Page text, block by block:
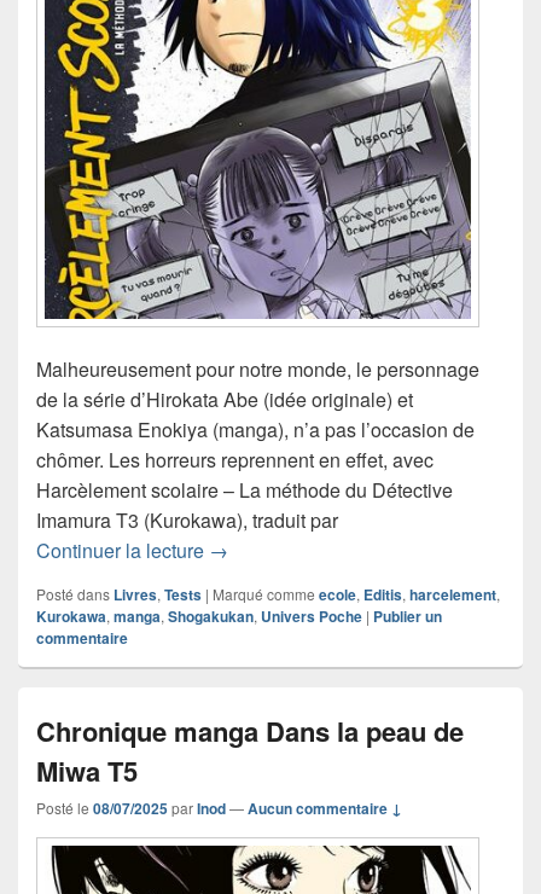
Malheureusement pour notre monde, le personnage
de la série d’Hirokata Abe (idée originale) et
Katsumasa Enokiya (manga), n’a pas l’occasion de
chômer. Les horreurs reprennent en effet, avec
Harcèlement scolaire – La méthode du Détective
Imamura T3 (Kurokawa), traduit par
Continuer la lecture Chronique manga Harcèlement
→
Posté dans Livres, Tests | Marqué comme ecole, Editis, harcelement,
Kurokawa, manga, Shogakukan, Univers Poche | Publier un
commentaire
Chronique manga Dans la peau de
Miwa T5
Posté le 08/07/2025parInod—Aucun commentaire ↓